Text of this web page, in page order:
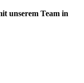
unserem Team in